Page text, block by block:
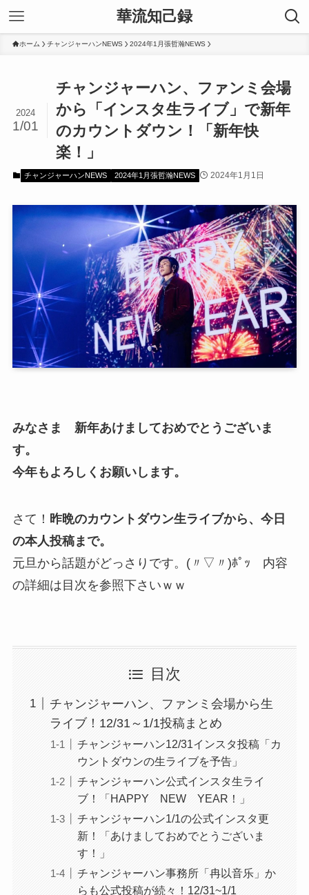
華流知己録
ホーム チャンジャーハンNEWS 2024年1月張哲瀚NEWS
チャンジャーハン、ファンミ会場
から「インスタ生ライブ」で新年
のカウントダウン！「新年快
楽！」
2024
1/01
チャンジャーハンNEWS 2024年1月張哲瀚NEWS 2024年1月1日
みなさま 新年あけましておめでとうございま
す。
今年もよろしくお願いします。
さて！ 昨晩のカウントダウン生ライブから、今日
の本人投稿まで。
元旦から話題がどっさりです。(〃▽〃)ﾎﾟｯ 内容
の詳細は目次を参照下さいｗｗ
目次
チャンジャーハン、ファンミ会場から生
ライブ！12/31～1/1投稿まとめ
チャンジャーハン12/31インスタ投稿「カ
ウントダウンの生ライブを予告」
チャンジャーハン公式インスタ生ライ
ブ！「HAPPY NEW YEAR！」
チャンジャーハン1/1の公式インスタ更
新！「あけましておめでとうございま
す！」
チャンジャーハン事務所「冉以音乐」か
らも公式投稿が続々！12/31~1/1